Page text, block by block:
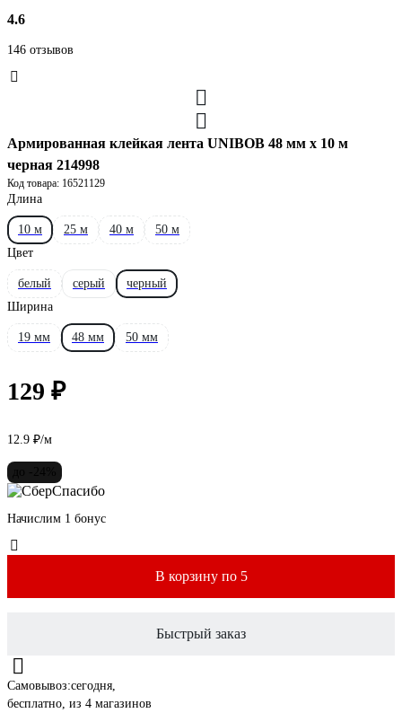
4.6
146 отзывов
Армированная клейкая лента UNIBOB 48 мм х 10 м
черная 214998
Код товара: 16521129
Длина
10 м 25 м 40 м
50 м
Цвет
белый серый
черный
Ширина
19 мм 48 мм 50 мм
129 ₽
12.9 ₽/м
Начислим 1 бонус
В корзину по 5
Быстрый заказ
Самовывоз:сегодня,
бесплатно, из 4 магазинов